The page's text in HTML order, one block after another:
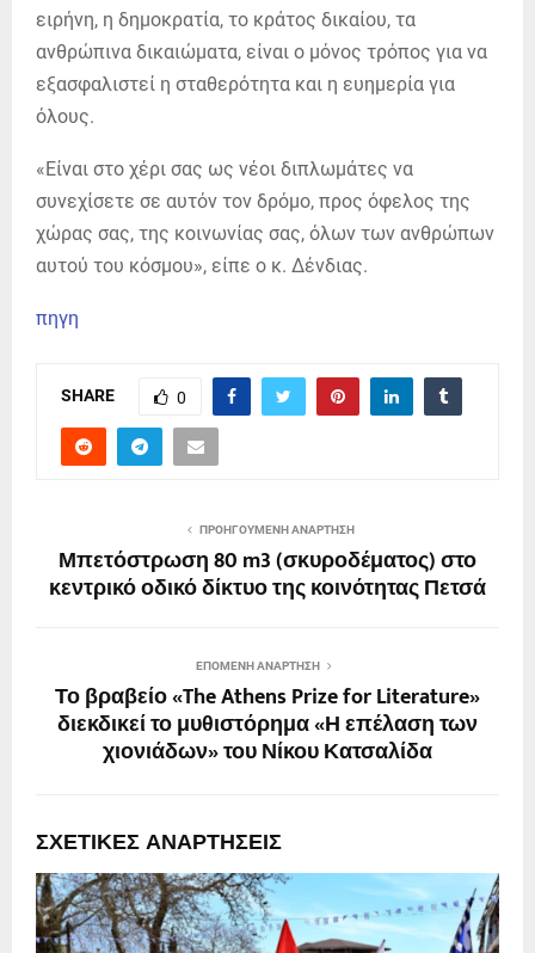
ειρήνη, η δημοκρατία, το κράτος δικαίου, τα
ανθρώπινα δικαιώματα, είναι ο μόνος τρόπος για να
εξασφαλιστεί η σταθερότητα και η ευημερία για
όλους.
«Είναι στο χέρι σας ως νέοι διπλωμάτες να
συνεχίσετε σε αυτόν τον δρόμο, προς όφελος της
χώρας σας, της κοινωνίας σας, όλων των ανθρώπων
αυτού του κόσμου», είπε ο κ. Δένδιας.
πηγη
SHARE 0
ΠΡΟΗΓΟΎΜΕΝΗ ΑΝΆΡΤΗΣΗ
Μπετόστρωση 80 m3 (σκυροδέματος) στο
κεντρικό οδικό δίκτυο της κοινότητας Πετσά
ΕΠΌΜΕΝΗ ΑΝΆΡΤΗΣΗ
Το βραβείο «The Athens Prize for Literature»
διεκδικεί το μυθιστόρημα «Η επέλαση των
χιονιάδων» του Νίκου Κατσαλίδα
ΣΧΕΤΙΚΈΣ ΑΝΑΡΤΉΣΕΙΣ